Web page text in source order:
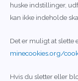
huske indstillinger,
kan ikke indeholde
Det er muligt at slette
minecookies.org/
Hvis du sletter eller